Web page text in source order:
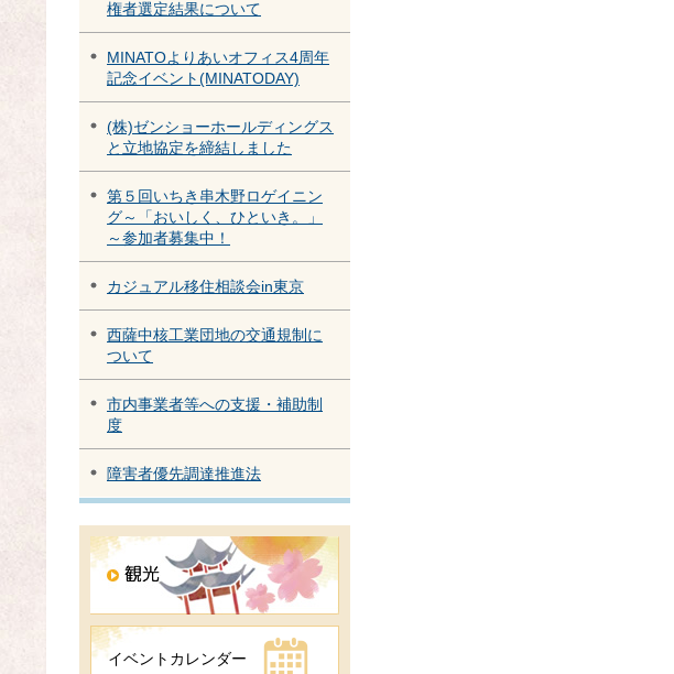
権者選定結果について
MINATOよりあいオフィス4周年
記念イベント(MINATODAY)
(株)ゼンショーホールディングス
と立地協定を締結しました
第５回いちき串木野ロゲイニン
グ～「おいしく、ひといき。」
～参加者募集中！
カジュアル移住相談会in東京
西薩中核工業団地の交通規制に
ついて
市内事業者等への支援・補助制
度
障害者優先調達推進法
イベントカレンダー